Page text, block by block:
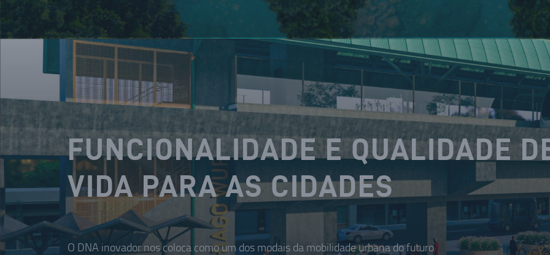
FUNCIONALIDADE E QUALIDADE
VIDA PARA AS CIDADES
O DNA inovador nos coloca como um dos modais da mobilidade urbana do futuro